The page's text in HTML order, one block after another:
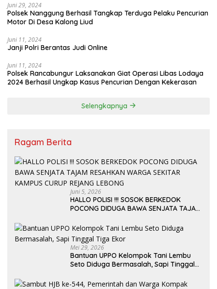
Juni 29, 2024
Polsek Nanggung Berhasil Tangkap Terduga Pelaku Pencurian
Motor Di Desa Kalong Liud
Juni 11, 2024
Janji Polri Berantas Judi Online
Juni 11, 2024
Polsek Rancabungur Laksanakan Giat Operasi Libas Lodaya
2024 Berhasil Ungkap Kasus Pencurian Dengan Kekerasan
Selengkapnya
Ragam Berita
Juni 5, 2026
HALLO POLISI !!! SOSOK BERKEDOK
POCONG DIDUGA BAWA SENJATA TAJAM
CURUP REJANG LEBONG
Mei 29, 2026
Bantuan UPPO Kelompok Tani Lembu
Seto Diduga Bermasalah, Sapi Tinggal